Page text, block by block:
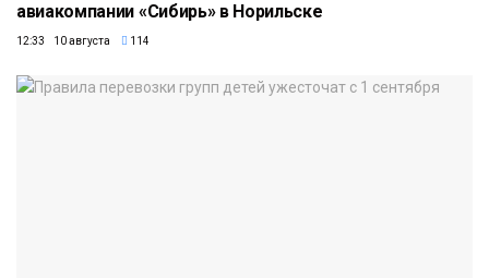
авиакомпании «Сибирь» в Норильске
12:33 10 августа 114